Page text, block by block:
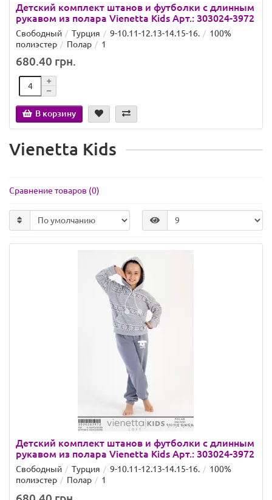
Детский комплект штанов и футболки с длинным
рукавом из полара Vienetta Kids Арт.: 303024-3972
Свободный Турция 9-10.11-12.13-14.15-16.
100%
полиэстер
Полар 1
680.40 грн.
В корзину
Vienetta Kids
Сравнение товаров (0)
Детский комплект штанов и футболки с длинным
рукавом из полара Vienetta Kids Арт.: 303024-3972
Свободный Турция 9-10.11-12.13-14.15-16.
100%
полиэстер
Полар 1